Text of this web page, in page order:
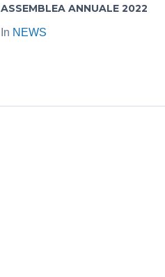
ASSEMBLEA ANNUALE 2022
In NEWS